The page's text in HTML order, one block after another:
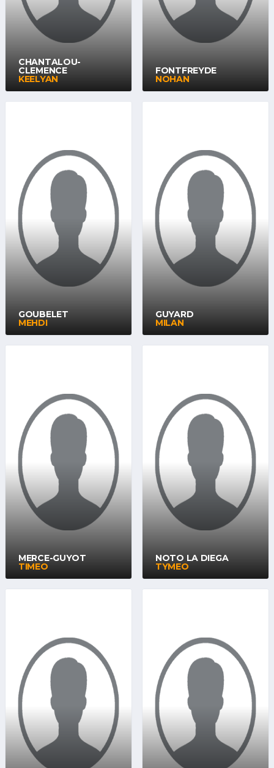
CHANTALOU-
CLEMENCE
KEELYAN
FONTFREYDE
NOHAN
GOUBELET
MEHDI
GUYARD
MILAN
MERCE-GUYOT
TIMEO
NOTO LA DIEGA
TYMEO